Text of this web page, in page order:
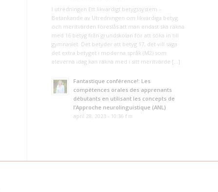
I utredningen Ett likvärdigt betygssystem –
Betänkande av Utredningen om likvärdiga betyg
och meritvärden föreslås att man endast ska räkna
med 16 betyg från grundskolan för att söka in till
gymnasiet. Det betyder att betyg 17, det vill säga
det extra betyget i moderna språk (M2) som
eleverna idag kan räkna med i sitt meritvärde […]
Fantastique conférence!: Les
compétences orales des apprenants
débutants en utilisant les concepts de
l’Approche neurolinguistique (ANL)
april 28, 2023 - 10:36 f m